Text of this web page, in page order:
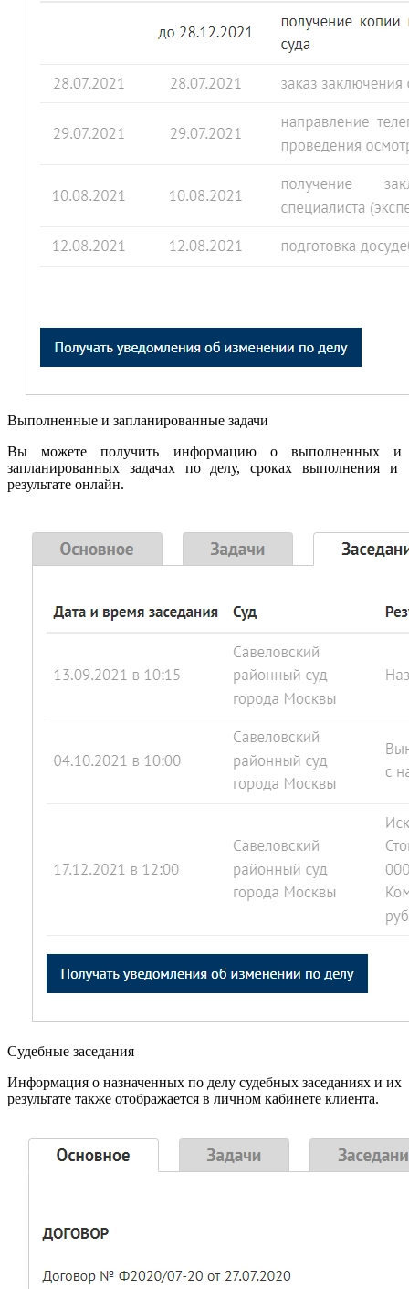
Выполненные и запланированные задачи
Вы можете получить информацию о выполненных и
запланированных задачах по делу, сроках выполнения и
результате онлайн.
Судебные заседания
Информация о назначенных по делу судебных заседаниях и их
результате также отображается в личном кабинете клиента.